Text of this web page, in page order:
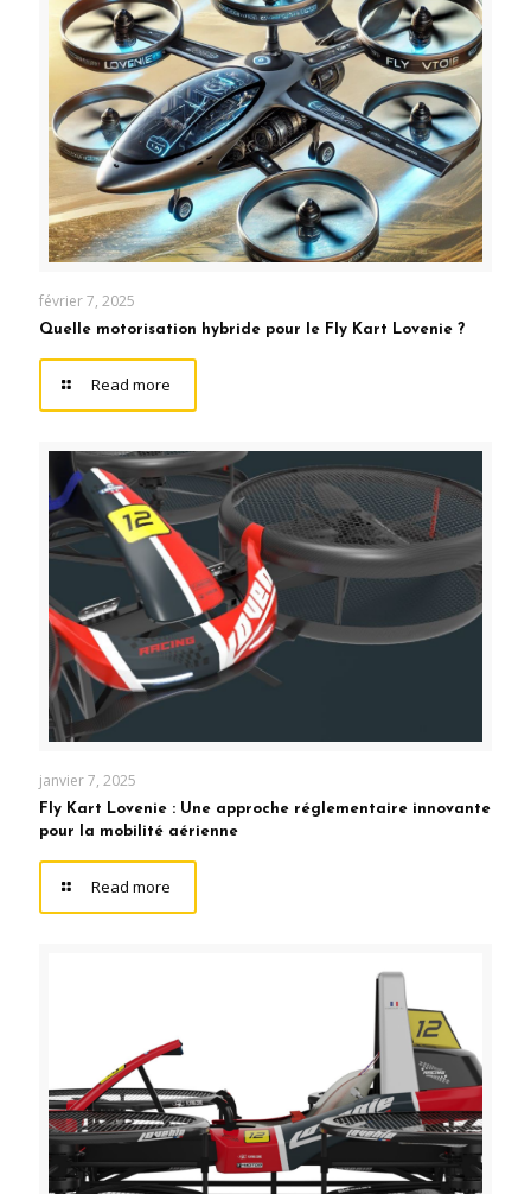
février 7, 2025
Quelle motorisation hybride pour le Fly Kart Lovenie ?
Read more
janvier 7, 2025
Fly Kart Lovenie : Une approche réglementaire innovante
pour la mobilité aérienne
Read more